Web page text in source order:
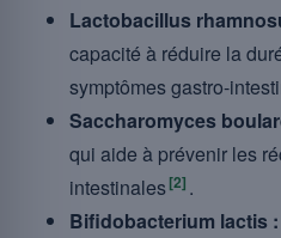
Lactobacillus
capacité à réduire la
symptômes gastro-
Saccharomyces
qui aide à prévenir les
intestinales[2] .
Bifidobacterium lactis :